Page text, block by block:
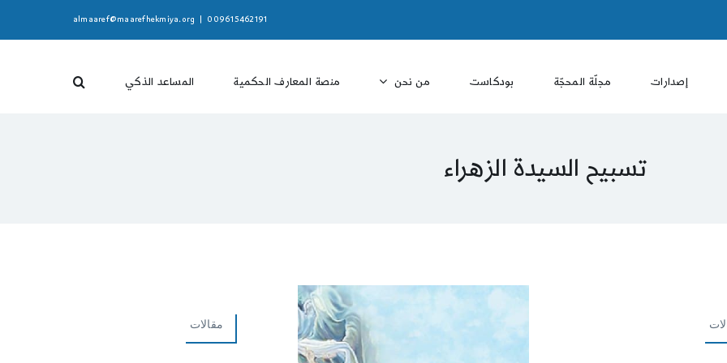
009615462191
almaaref@maarefhekmiya.org
إصدارات مجلّة المحجّة بودكاست من نحن منصة المعارف الحكمية المساعد الذكي
تسبيح السيدة الزهراء
مقالات